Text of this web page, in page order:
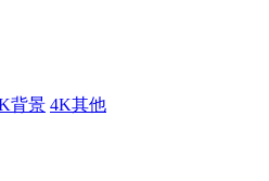
背景 4K其他